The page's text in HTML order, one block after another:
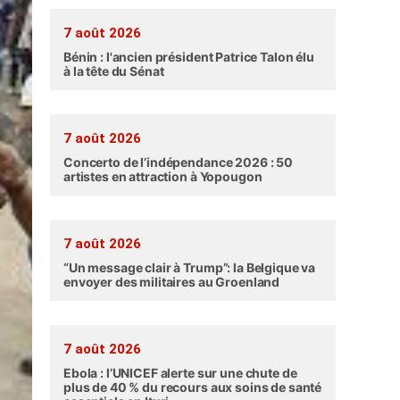
7 août 2026
Bénin : l'ancien président Patrice Talon élu
à la tête du Sénat
7 août 2026
Concerto de l’indépendance 2026 : 50
artistes en attraction à Yopougon
7 août 2026
“Un message clair à Trump”: la Belgique va
envoyer des militaires au Groenland
7 août 2026
Ebola : l’UNICEF alerte sur une chute de
plus de 40 % du recours aux soins de santé